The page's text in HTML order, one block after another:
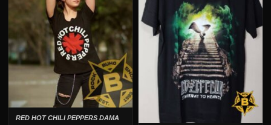
RED HOT CHILI PEPPERS DAMA